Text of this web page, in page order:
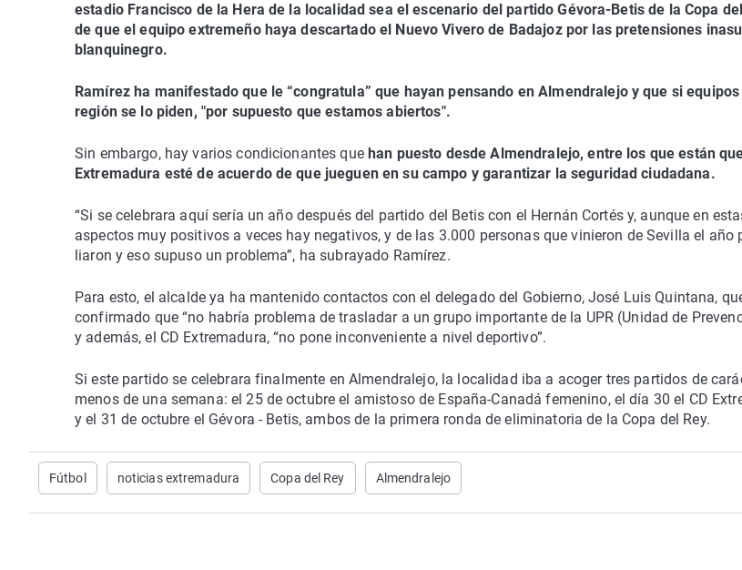
estadio Francisco de la Hera de la localidad sea el escenario del partido Gévora-Betis de la Copa
de que el equipo extremeño haya descartado el Nuevo Vivero de Badajoz por las pretensiones
blanquinegro.
Ramírez ha manifestado que le “congratula” que hayan pensando en Almendralejo y que si
región se lo piden, "por supuesto que estamos abiertos".
Sin embargo, hay varios condicionantes quehan puesto desde Almendralejo, entre los que están
Extremadura esté de acuerdo de que jueguen en su campo y garantizar la seguridad ciudadana.
“Si se celebrara aquí sería un año después del partido del Betis con el Hernán Cortés y, aunque en
aspectos muy positivos a veces hay negativos, y de las 3.000 personas que vinieron de Sevilla el año
liaron y eso supuso un problema”, ha subrayado Ramírez.
Para esto, el alcalde ya ha mantenido contactos con el delegado del Gobierno, José Luis Quintana,
confirmado que “no habría problema de trasladar a un grupo importante de la UPR (Unidad de
y además, el CD Extremadura, “no pone inconveniente a nivel deportivo”.
Si este partido se celebrara finalmente en Almendralejo, la localidad iba a acoger tres partidos de
menos de una semana: el 25 de octubre el amistoso de España-Canadá femenino, el día 30 el CD
y el 31 de octubre el Gévora - Betis, ambos de la primera ronda de eliminatoria de la Copa del Rey.
Fútbol noticias extremadura Copa del Rey Almendralejo